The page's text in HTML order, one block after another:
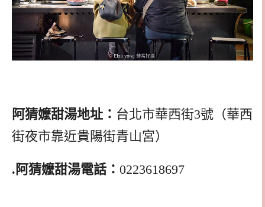
阿猜嬤甜湯地址： 台北市華西街3號（華西
街夜市靠近貴陽街青山宮）
.阿猜嬤甜湯電話： 0223618697